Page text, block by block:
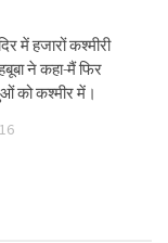
में हजारों कश्मीरी
ने कहा-मैं फिर
को कश्मीर में।